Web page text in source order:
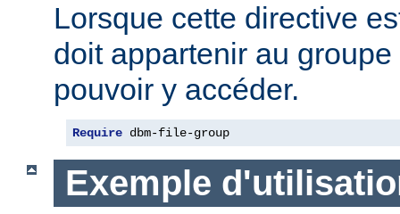
Lorsque cette directive
doit appartenir au
pouvoir y accéder.
Require dbm-file-group
Exemple